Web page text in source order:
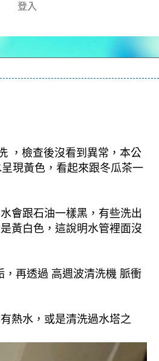
登入
，檢查後沒看到異常，本公
現黃色，看起來跟冬瓜茶一
會跟石油一樣黑，有些洗出
黃白色，這說明水管裡面沒
再透過 高週波清洗機 脈衝
熱水，或是清洗過水塔之